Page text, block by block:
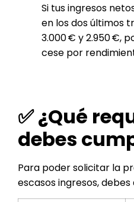
Si tus ingresos
en los dos últimos
3.000 € y 2.950 €,
cese por
✅ ¿Qué
debes
Para poder solicitar la
escasos ingresos,